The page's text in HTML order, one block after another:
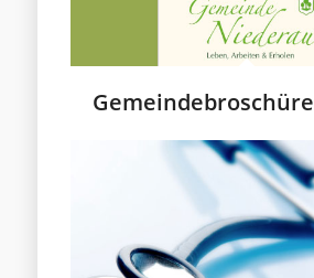
Gemeindebroschüre